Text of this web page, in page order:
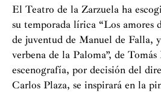
El Teatro de la Zarzuela ha
su temporada lírica “Los amores
de juventud de Manuel de Falla,
verbena de la Paloma”, de
escenografía, por decisión del
Carlos Plaza, se inspirará en la